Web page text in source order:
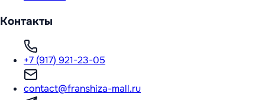
Контакты
+7 (917) 921-23-05
contact@franshiza-mall.ru